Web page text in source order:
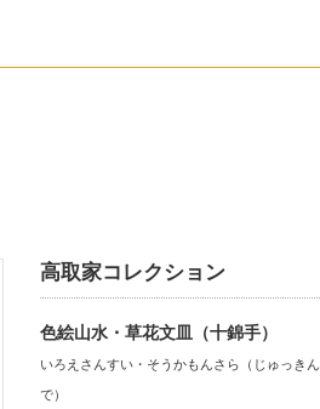
高取家コレクション
色絵山水・草花文皿（十錦手）
いろえさんすい・そうかもんさら（じゅっきん
で）